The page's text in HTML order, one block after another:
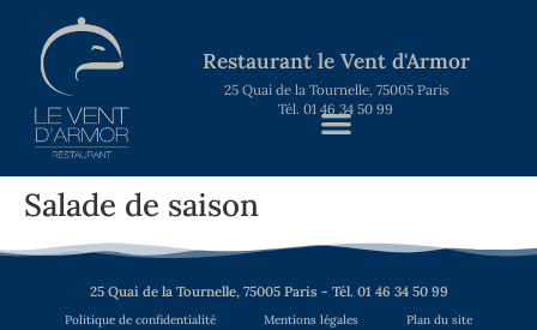
Restaurant le Vent d'Armor
25 Quai de la Tournelle, 75005 Paris
Tél. 01 46 34 50 99
Salade de saison
25 Quai de la Tournelle, 75005 Paris - Tél. 01 46 34 50 99
Politique de confidentialité Mentions légales Plan du site